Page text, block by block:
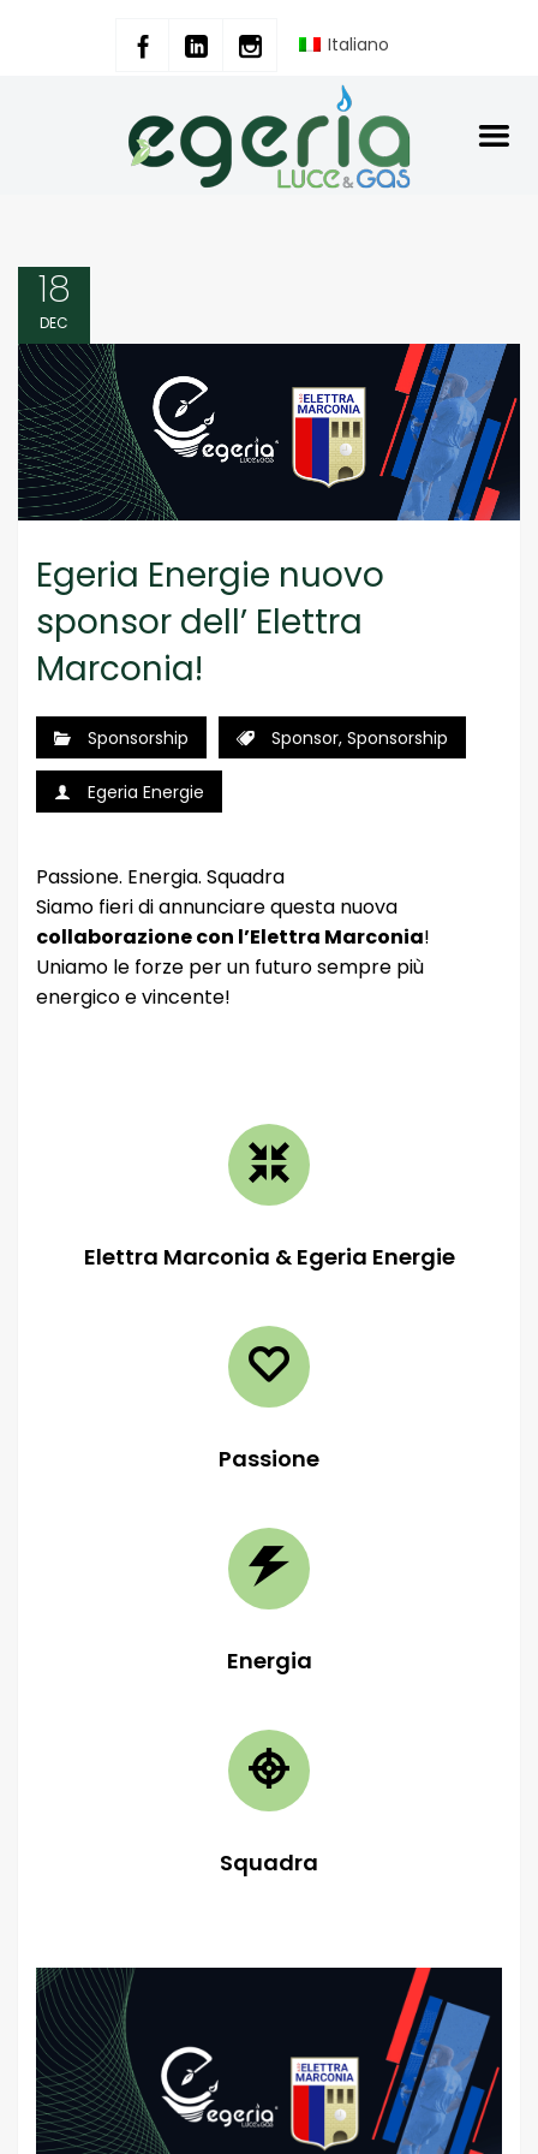
Italiano
18
DEC
Egeria Energie nuovo
sponsor dell’ Elettra
Marconia!
Sponsorship Sponsor, Sponsorship
Egeria Energie
Passione. Energia. Squadra
Siamo fieri di annunciare questa nuova
collaborazione con l’Elettra Marconia!
Uniamo le forze per un futuro sempre più
energico e vincente!
Elettra Marconia & Egeria Energie
Passione
Energia
Squadra